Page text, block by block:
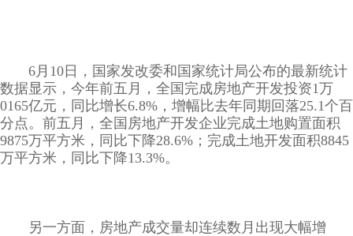
6月10日，国家发改委和国家统计局公布的最新统计
数据显示，今年前五月，全国完成房地产开发投资1万
0165亿元，同比增长6.8%，增幅比去年同期回落25.1个百
分点。前五月，全国房地产开发企业完成土地购置面积
9875万平方米，同比下降28.6%；完成土地开发面积8845
万平方米，同比下降13.3%。
另一方面，房地产成交量却连续数月出现大幅增